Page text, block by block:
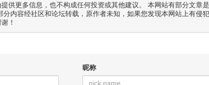
供更多信息，也不构成任何投资或其他建议。 本网站有部分文章
内容经社区和论坛转载，原作者未知，如果您发现本网站上有侵
！
昵称